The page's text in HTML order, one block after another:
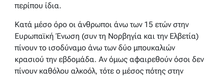
περίπου ίδια.
Κατά μέσο όρο οι άνθρωποι άνω των 15 ετών στην
Ευρωπαϊκή Ένωση (συν τη Νορβηγία και την Ελβετία)
πίνουν το ισοδύναμο άνω των δύο μπουκαλιών
κρασιού την εβδομάδα. Αν όμως αφαιρεθούν όσοι δεν
πίνουν καθόλου αλκοόλ, τότε ο μέσος πότης στην